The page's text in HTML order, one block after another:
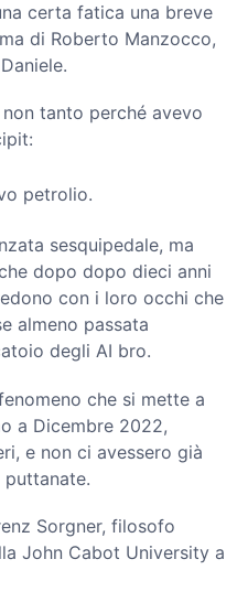
certa fatica una breve
di Roberto Manzocco,
tanto perché avevo
petrolio.
sesquipedale, ma
dopo dopo dieci anni
con i loro occhi che
almeno passata
degli AI bro.
che si mette a
a Dicembre 2022,
e non ci avessero già
Sorgner, filosofo
John Cabot University a